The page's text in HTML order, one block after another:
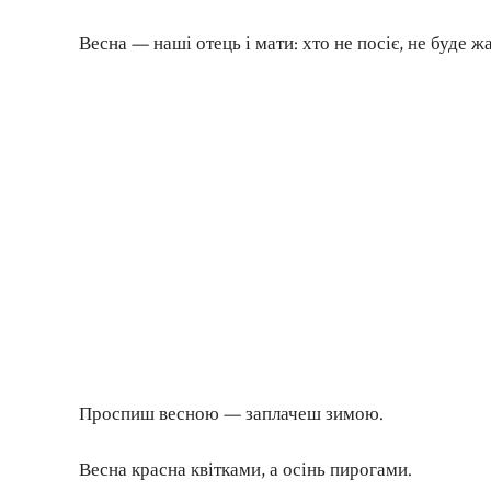
Весна — наші отець і мати: хто не посіє, не буде
Проспиш весною — заплачеш зимою.
Весна красна квітками, а осінь пирогами.